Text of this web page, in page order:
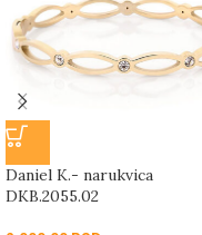
Daniel K.- narukvica
DKB.2055.02